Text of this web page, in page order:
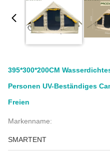
395*300*200CM
Personen UV-Beständiges
Freien
Markenname:
SMARTENT